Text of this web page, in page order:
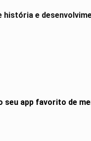
história e
seu app favorito de